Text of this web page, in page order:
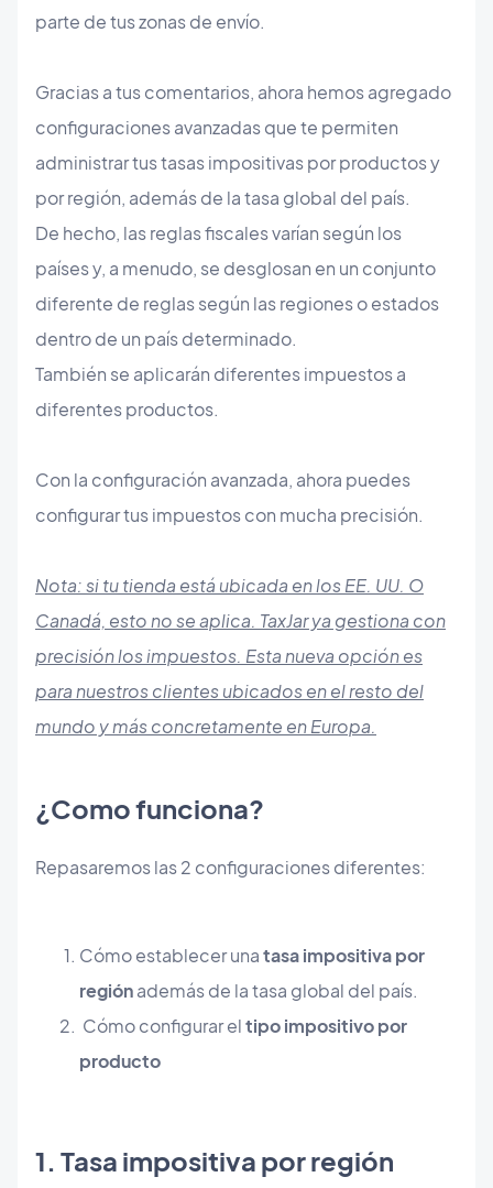
parte de tus zonas de envío.
Gracias a tus comentarios, ahora hemos agregado
configuraciones avanzadas que te permiten
administrar tus tasas impositivas por productos y
por región, además de la tasa global del país.
De hecho, las reglas fiscales varían según los
países y, a menudo, se desglosan en un conjunto
diferente de reglas según las regiones o estados
dentro de un país determinado.
También se aplicarán diferentes impuestos a
diferentes productos.
Con la configuración avanzada, ahora puedes
configurar tus impuestos con mucha precisión.
Nota: si tu tienda está ubicada en los EE. UU. O
Canadá, esto no se aplica. TaxJar ya gestiona con
precisión los impuestos. Esta nueva opción es
para nuestros clientes ubicados en el resto del
mundo y más concretamente en Europa.
​¿Como funciona?
Repasaremos las 2 configuraciones diferentes:
Cómo establecer unatasa impositiva por
regiónademás de la tasa global del país.
Cómo configurar eltipo impositivo por
producto
1. Tasa impositiva por región